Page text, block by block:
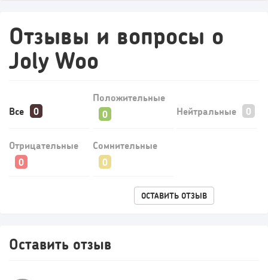
Отзывы и вопросы о
Joly Woo
Все
Положительные
Нейтральные
Отрицательные Сомнительные
ОСТАВИТЬ ОТЗЫВ
Оставить отзыв